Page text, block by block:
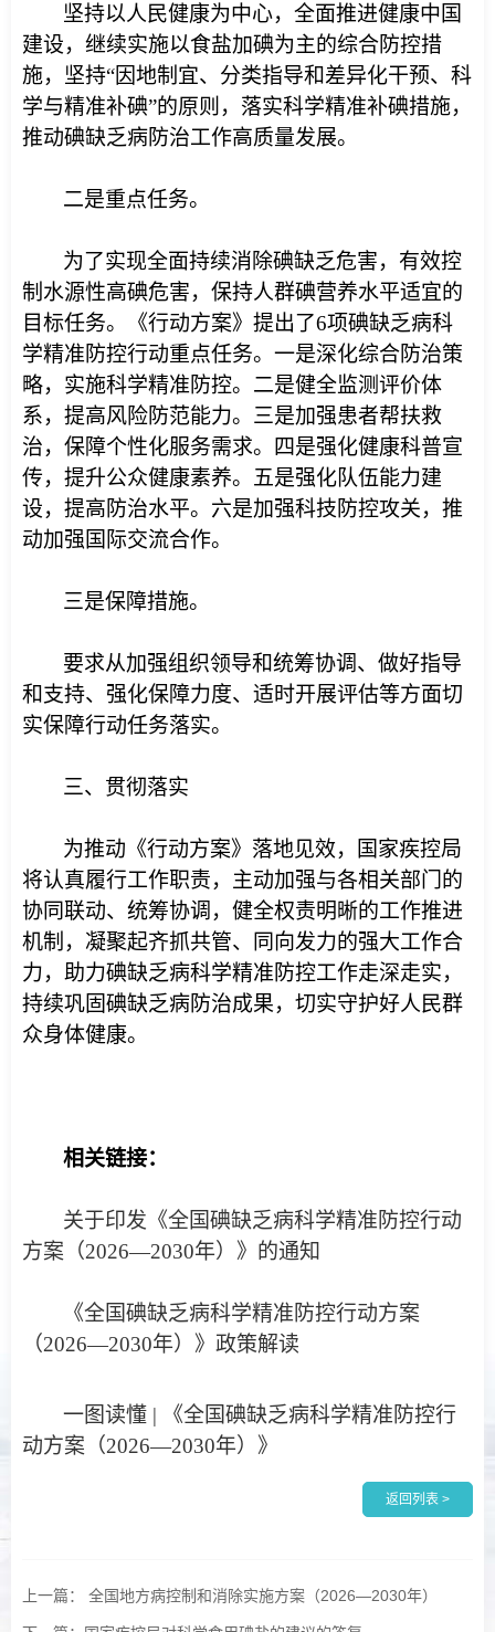
坚持以人民健康为中心，全面推进健康中国
建设，继续实施以食盐加碘为主的综合防控措
施，坚持“因地制宜、分类指导和差异化干预、科
学与精准补碘”的原则，落实科学精准补碘措施，
推动碘缺乏病防治工作高质量发展。
二是重点任务。
为了实现全面持续消除碘缺乏危害，有效控
制水源性高碘危害，保持人群碘营养水平适宜的
目标任务。《行动方案》提出了6项碘缺乏病科
学精准防控行动重点任务。一是深化综合防治策
略，实施科学精准防控。二是健全监测评价体
系，提高风险防范能力。三是加强患者帮扶救
治，保障个性化服务需求。四是强化健康科普宣
传，提升公众健康素养。五是强化队伍能力建
设，提高防治水平。六是加强科技防控攻关，推
动加强国际交流合作。
三是保障措施。
要求从加强组织领导和统筹协调、做好指导
和支持、强化保障力度、适时开展评估等方面切
实保障行动任务落实。
三、贯彻落实
为推动《行动方案》落地见效，国家疾控局
将认真履行工作职责，主动加强与各相关部门的
协同联动、统筹协调，健全权责明晰的工作推进
机制，凝聚起齐抓共管、同向发力的强大工作合
力，助力碘缺乏病科学精准防控工作走深走实，
持续巩固碘缺乏病防治成果，切实守护好人民群
众身体健康。
相关链接：
关于印发《全国碘缺乏病科学精准防控行动
方案（2026—2030年）》的通知
《全国碘缺乏病科学精准防控行动方案
（2026—2030年）》政策解读
一图读懂 | 《全国碘缺乏病科学精准防控行
动方案（2026—2030年）》
返回列表 >
上一篇： 全国地方病控制和消除实施方案（2026—2030年）